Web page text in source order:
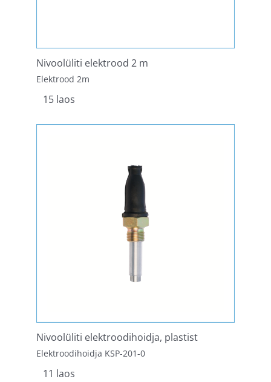
Nivoolüliti elektrood 2 m
Elektrood 2m
15 laos
Nivoolüliti elektroodihoidja, plastist
Elektroodihoidja KSP-201-0
11 laos